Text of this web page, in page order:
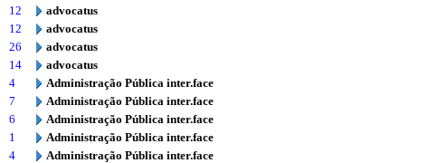
12
advocatus
12
advocatus
26
advocatus
14
advocatus
4
Administração Pública inter.face
7
Administração Pública inter.face
6
Administração Pública inter.face
1
Administração Pública inter.face
4
Administração Pública inter.face